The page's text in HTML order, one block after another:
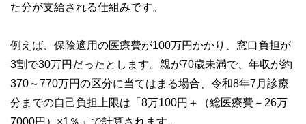
た分が支給される仕組みです。
例えば、保険適用の医療費が100万円かかり、窓口負担が
3割で30万円だったとします。親が70歳未満で、年収が約
370～770万円の区分に当てはまる場合、令和8年7月診療
分までの自己負担上限は「8万100円＋（総医療費－26万
7000円）×1％」で計算されます。